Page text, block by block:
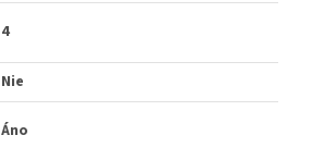
4
Nie
Áno